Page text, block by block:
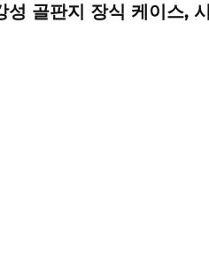
성 골판지 장식 케이스,